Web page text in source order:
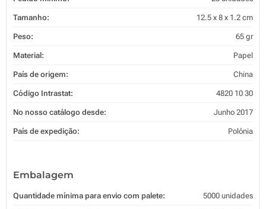
Tamanho: 12.5 x 8 x 1.2 cm
Peso: 65 gr
Material: Papel
País de origem: China
Código Intrastat: 4820 10 30
No nosso catálogo desde: Junho 2017
País de expedição: Polónia
Embalagem
Quantidade mínima para envio com palete: 5000 unidades